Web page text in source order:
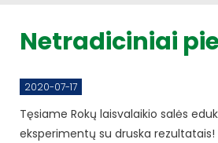
Netradiciniai
2020-07-17
Tęsiame Rokų laisvalaikio salės
eksperimentų su druska rezultatais!